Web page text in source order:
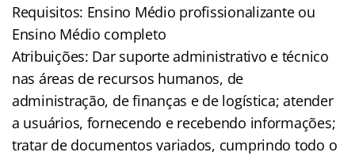
Requisitos: Ensino Médio profissionalizante ou
Ensino Médio completo
Atribuições: Dar suporte administrativo e técnico
nas áreas de recursos humanos, de
administração, de finanças e de logística; atender
a usuários, fornecendo e recebendo informações;
tratar de documentos variados, cumprindo todo o